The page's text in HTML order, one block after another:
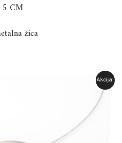
5 CM
žica
Akcija!